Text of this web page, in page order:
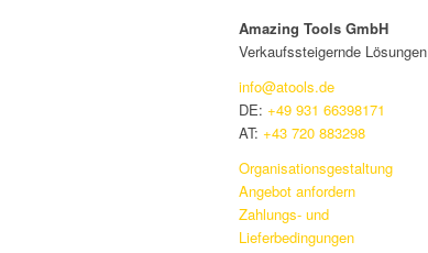
Amazing Tools GmbH
Verkaufssteigernde Lösungen
info@atools.de
DE: +49 931 66398171
AT: +43 720 883298
Organisationsgestaltung
Angebot anfordern
Zahlungs- und
Lieferbedingungen